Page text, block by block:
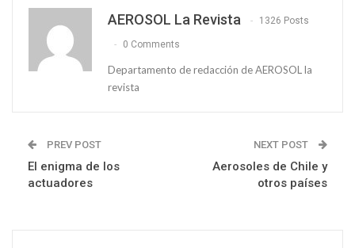
AEROSOL La Revista 1326 Posts
0 Comments
Departamento de redacción de AEROSOL la
revista
PREV POST
El enigma de los
actuadores
NEXT POST
Aerosoles de Chile y
otros países